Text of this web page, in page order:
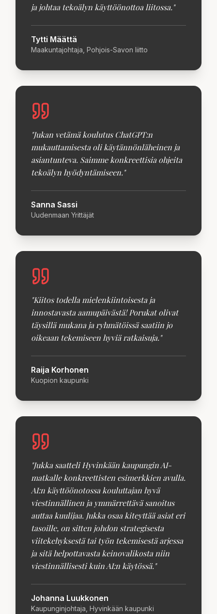
ja johtaa tekoälyn käyttöönottoa liitossa."
Tytti Määttä
Maakuntajohtaja, Pohjois-Savon liitto
"Jukan vetämä koulutus ChatGPT:n
mukauttamisesta oli käytännönläheinen ja
asiantunteva. Saimme konkreettisia ohjeita
tekoälyn hyödyntämiseen."
Sanna Sassi
Uudenmaan Yrittäjät
"Kiitos todella mielenkiintoisesta ja
innostavasta aamupäivästä! Porukat olivat
täysillä mukana ja ryhmätöissä saatiin jo
oikeaan tekemiseen hyviä ratkaisuja."
Raija Korhonen
Kuopion kaupunki
"Jukka saatteli Hyvinkään kaupungin AI-
matkalle konkreettisten esimerkkien avulla.
AI:n käyttöönotossa kouluttajan hyvä
viestinnällinen ja ymmärrettävä sanoitus
auttaa kuulijaa. Jukka osaa kiteyttää asiat eri
tasoille, on sitten johdon strategisesta
viitekehyksestä tai työn tekemisestä arjessa
ja sitä helpottavasta keinovalikosta niin
viestinnällisesti kuin AI:n käytössä."
Johanna Luukkonen
Kaupunginjohtaja, Hyvinkään kaupunki